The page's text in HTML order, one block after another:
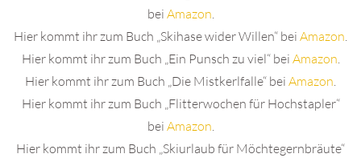
bei Amazon.
Hier kommt ihr zum Buch „Skihase wider Willen“ bei Amazon.
Hier kommt ihr zum Buch „Ein Punsch zu viel“ bei Amazon.
Hier kommt ihr zum Buch „Die Mistkerlfalle“ bei Amazon.
Hier kommt ihr zum Buch „Flitterwochen für Hochstapler“
bei Amazon.
Hier kommt ihr zum Buch „Skiurlaub für Möchtegernbräute“